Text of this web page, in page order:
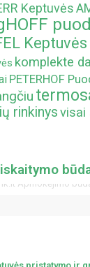
Keptuvės
Keptuvės
komplekte
PETERHOF
rinkinysvisai